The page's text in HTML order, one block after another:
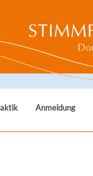
Anmeldung